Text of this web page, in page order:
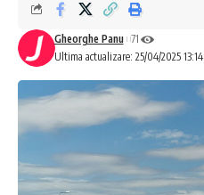
Ultima actualizare: 25/04/2025 13:14
Gheorghe Panu 71